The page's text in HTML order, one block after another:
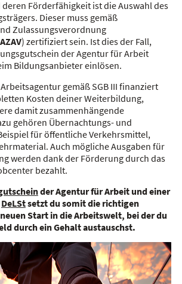
Förderfähigkeit ist die Auswahl des
Dieser muss gemäß
Zulassungsverordnung
AZAV) zertifiziert sein. Ist dies der Fall,
der Agentur für Arbeit
Bildungsanbieter einlösen.
gemäß SGB III finanziert
Kosten deiner Weiterbildung,
damit zusammenhängende
gehören Übernachtungs- und
für öffentliche Verkehrsmittel,
Auch mögliche Ausgaben für
werden dank der Förderung durch das
bezahlt.
der Agentur für Arbeit und einer
DeLStsetzt du somit die richtigen
Start in die Arbeitswelt, bei der du
durch ein Gehalt austauschst.